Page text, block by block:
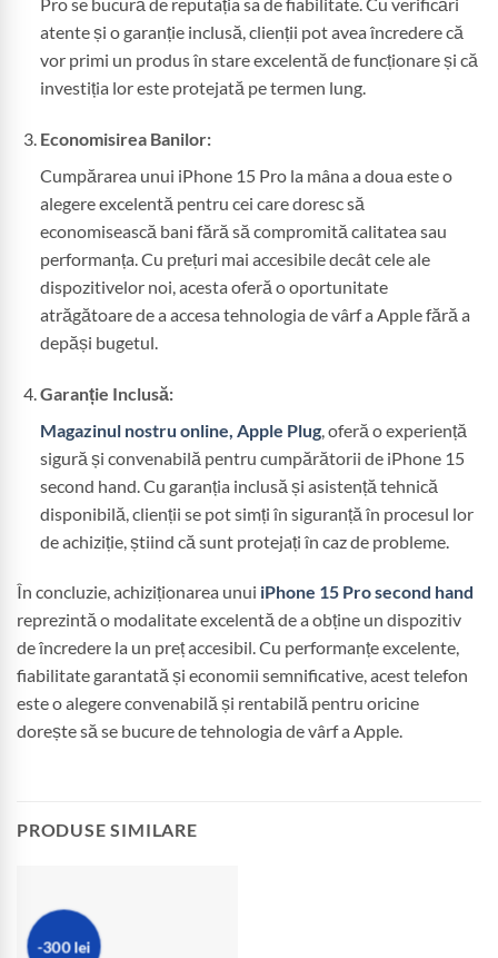
atente și o garanție inclusă, clienții pot avea încredere că
vor primi un produs în stare excelentă de funcționare și că
investiția lor este protejată pe termen lung.
Economisirea Banilor:
Cumpărarea unui iPhone 15 Pro la mâna a doua este o
alegere excelentă pentru cei care doresc să
economisească bani fără să compromită calitatea sau
performanța. Cu prețuri mai accesibile decât cele ale
dispozitivelor noi, acesta oferă o oportunitate
atrăgătoare de a accesa tehnologia de vârf a Apple fără a
depăși bugetul.
Garanție Inclusă:
Magazinul nostru online, Apple Plug, oferă o experiență
sigură și convenabilă pentru cumpărătorii de iPhone 15
second hand. Cu garanția inclusă și asistență tehnică
disponibilă, clienții se pot simți în siguranță în procesul lor
de achiziție, știind că sunt protejați în caz de probleme.
În concluzie, achiziționarea unui iPhone 15 Pro second hand
reprezintă o modalitate excelentă de a obține un dispozitiv
de încredere la un preț accesibil. Cu performanțe excelente,
fiabilitate garantată și economii semnificative, acest telefon
este o alegere convenabilă și rentabilă pentru oricine
dorește să se bucure de tehnologia de vârf a Apple.
PRODUSE SIMILARE
-300 lei